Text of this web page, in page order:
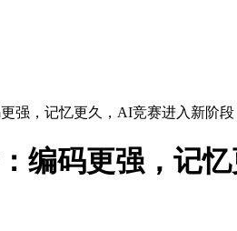
强，记忆更久，AI竞赛进入新阶段
编码更强，记